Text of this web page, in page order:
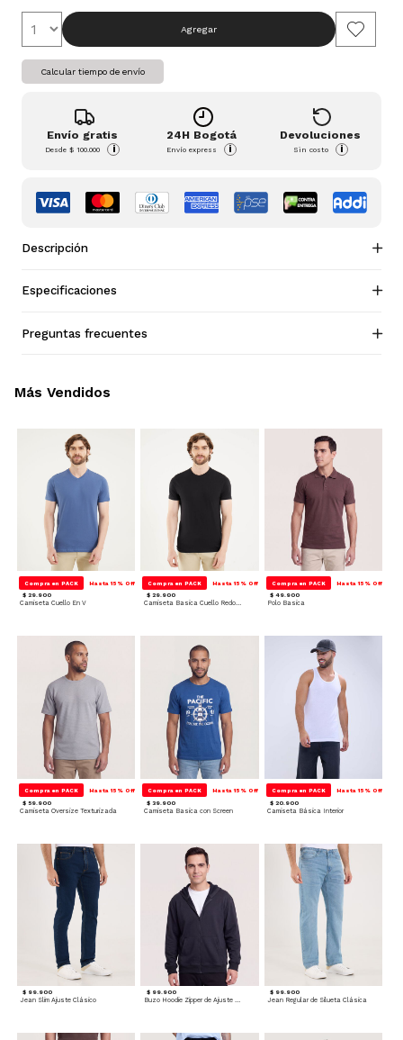
Agregar
Calcular tiempo de envío
Envío gratis
Desde$ 100.000 i
24H Bogotá
Envío express i
Devoluciones
Sin costo i
Descripción
Especificaciones
Preguntas frecuentes
Compra en PACK Hasta 15% Off
$ 29.900
Camiseta Cuello En V
Compra en PACK Hasta 15% Off
$ 29.900
Camiseta Basica Cuello Redondo
Compra en PACK Hasta 15% Off
$ 49.900
Polo Basica
Compra en PACK Hasta 15% Off
$ 59.900
Camiseta Oversize Texturizada
Compra en PACK Hasta 15% Off
$ 39.900
Camiseta Basica con Screen
Compra en PACK Hasta 15% Off
$ 20.900
Camiseta Básica Interior
$ 99.900
Jean Slim Ajuste Clásico
$ 99.900 $ 99.900
Jean Regular de Silueta Clásica
Más Vendidos